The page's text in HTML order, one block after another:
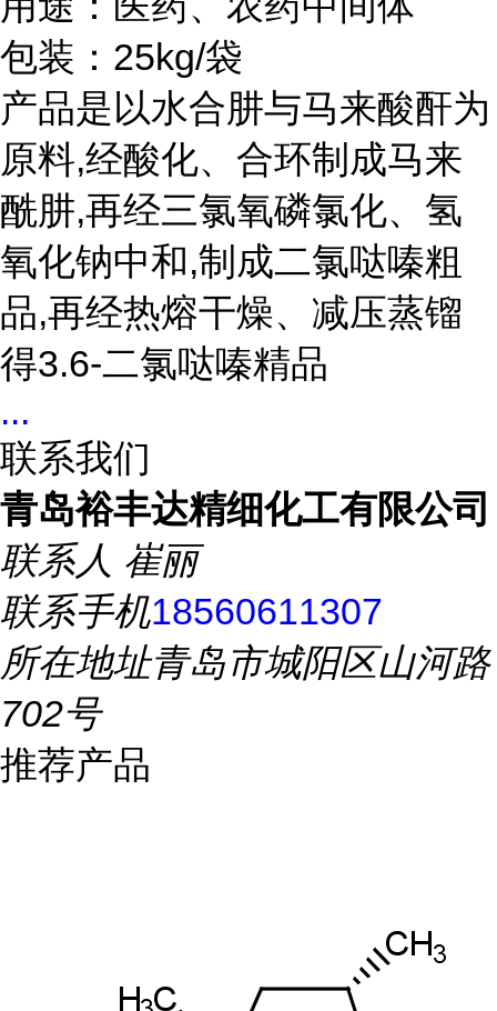
包装：25kg/袋
产品是以水合肼与马来酸酐为
原料,经酸化、合环制成马来
酰肼,再经三氯氧磷氯化、氢
氧化钠中和,制成二氯哒嗪粗
品,再经热熔干燥、减压蒸镏
得3.6-二氯哒嗪精品
...
联系我们
青岛裕丰达精细化工有限公司
联系人 崔丽
联系手机18560611307
所在地址青岛市城阳区山河路
702号
推荐产品